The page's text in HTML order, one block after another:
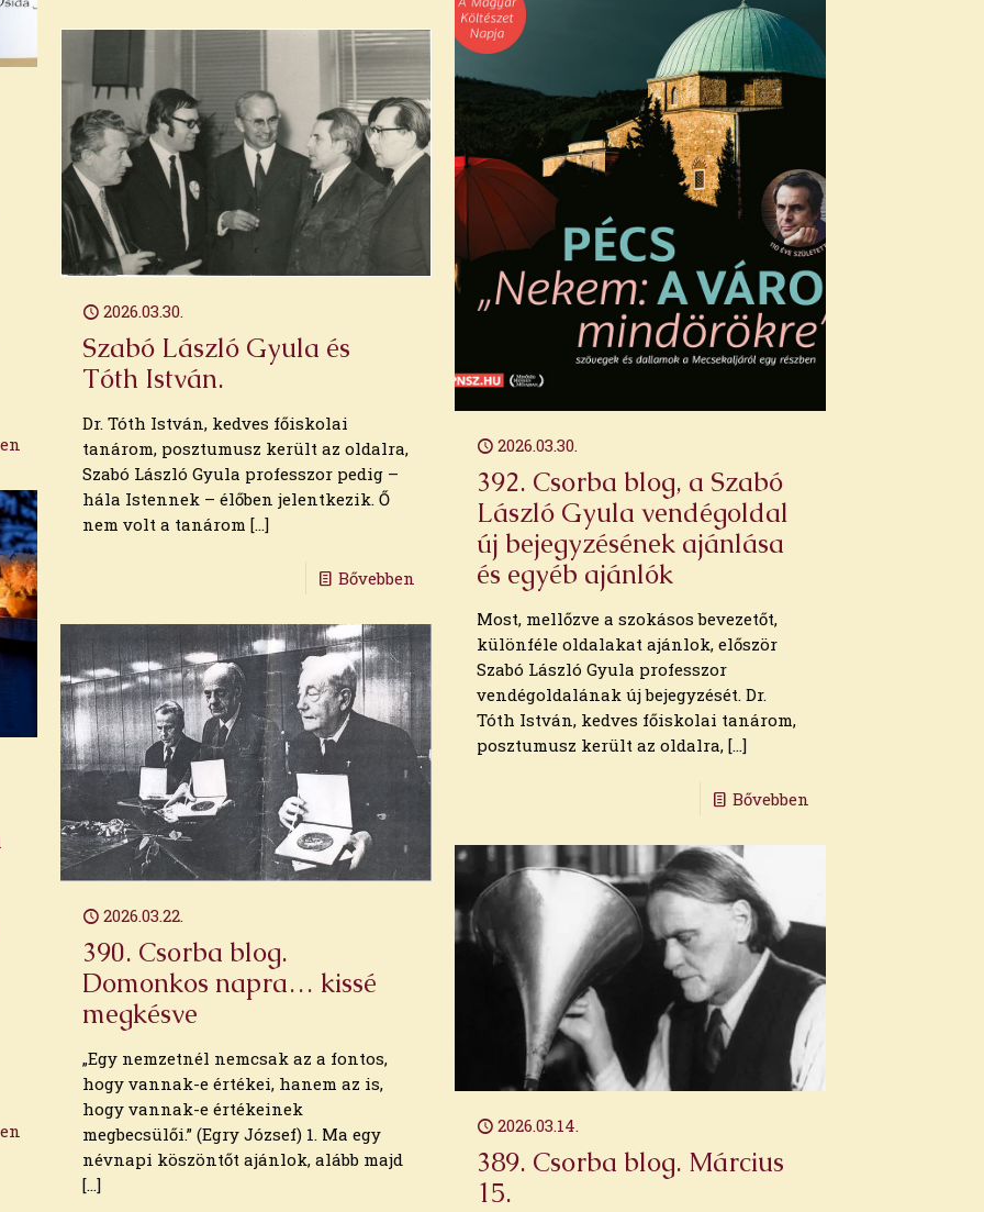
2026.03.30.
392. Csorba blog, a Szabó
László Gyula vendégoldal
új bejegyzésének ajánlása
és egyéb ajánlók
Most, mellőzve a szokásos bevezetőt,
különféle oldalakat ajánlok, először
Szabó László Gyula professzor
vendégoldalának új bejegyzését. Dr.
Tóth István, kedves főiskolai tanárom,
posztumusz került az oldalra, […]
Bővebben
2026.03.30.
Szabó László Gyula és
Tóth István.
Dr. Tóth István, kedves főiskolai
tanárom, posztumusz került az oldalra,
Szabó László Gyula professzor pedig –
hála Istennek – élőben jelentkezik. Ő
nem volt a tanárom […]
Bővebben
2026.03.22.
390. Csorba blog.
Domonkos napra… kissé
megkésve
„Egy nemzetnél nemcsak az a fontos,
hogy vannak-e értékei, hanem az is,
hogy vannak-e értékeinek
megbecsülői.” (Egry József) 1. Ma egy
névnapi köszöntőt ajánlok, alább majd
[…]
2026.03.14.
389. Csorba blog. Március
15.